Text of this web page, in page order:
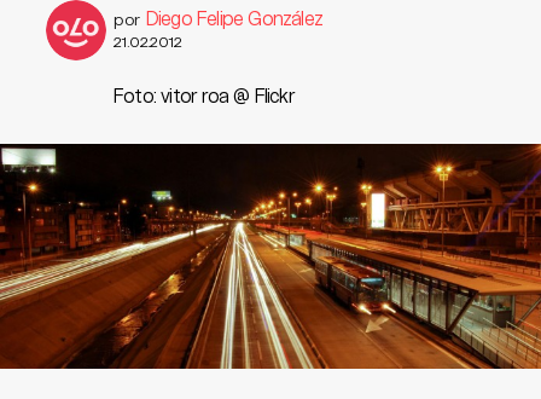
por Diego Felipe González
21.02.2012
Foto: vitor roa @ Flickr